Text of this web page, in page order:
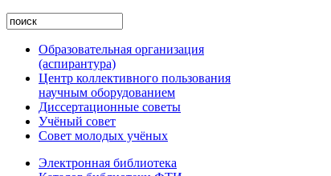
Образовательная организация
(аспирантура)
Центр коллективного пользования
научным оборудованием
Диссертационные советы
Учёный совет
Совет молодых учёных
Электронная библиотека